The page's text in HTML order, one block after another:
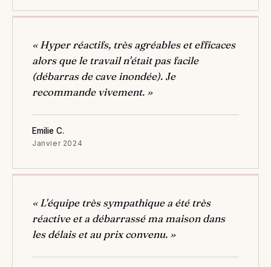
« Hyper réactifs, très agréables et efficaces
alors que le travail n'était pas facile
(débarras de cave inondée). Je
recommande vivement. »
Emilie C.
Janvier 2024
« L'équipe très sympathique a été très
réactive et a débarrassé ma maison dans
les délais et au prix convenu. »